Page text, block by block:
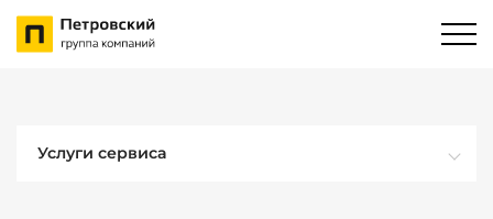
Услуги сервиса